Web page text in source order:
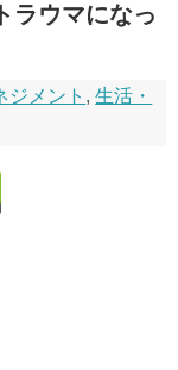
ラウマになっ
ジメント ,生活・